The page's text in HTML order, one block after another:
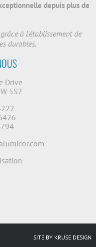
depuis plus de
à l'établissement de
durables.
Drive
5S2
SITE BY KRUSE DESIGN